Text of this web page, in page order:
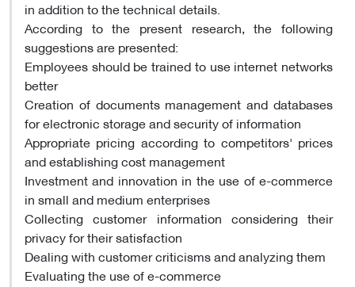
in addition to the technical details.
According to the present research, the following
suggestions are presented:
Employees should be trained to use internet networks
better
Creation of documents management and databases
for electronic storage and security of information
Appropriate pricing according to competitors' prices
and establishing cost management
Investment and innovation in the use of e-commerce
in small and medium enterprises
Collecting customer information considering their
privacy for their satisfaction
Dealing with customer criticisms and analyzing them
Evaluating the use of e-commerce